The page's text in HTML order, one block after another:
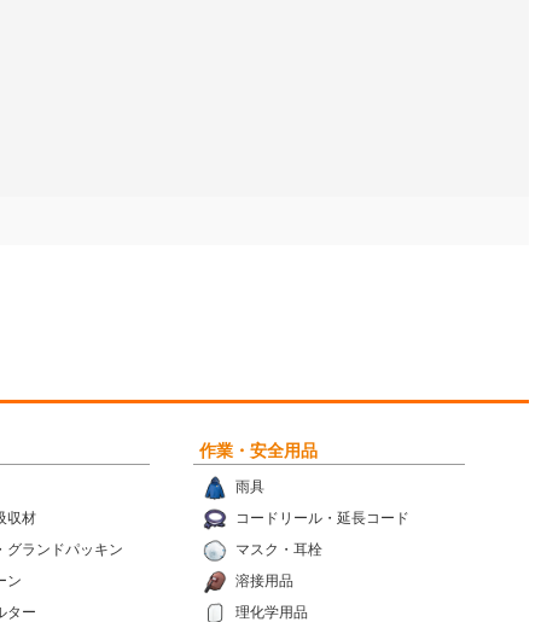
収材
グランドパッキン
ン
ター
作業・安全用品
雨具
コードリール・延長コード
マスク・耳栓
溶接用品
理化学用品